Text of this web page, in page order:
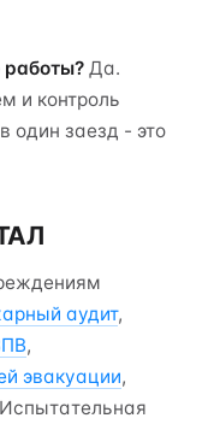
Да.
и контроль
один заезд - это
аудит,
,
эвакуации,